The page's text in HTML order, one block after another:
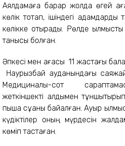
Аялдамаға барар жолда өгей
көлік тоқтап, ішіндегі
көлікке отырады. Рөлде
танысы болған.
Әпкесі мен ағасы 11 жастағы
Наурызбай ауданындағы
Медициналық-сот
жеткіншекті алдымен
пышақ сұққаны байқалған. Ауыр
күдіктілер оның мүрдесін
көміп тастаған.